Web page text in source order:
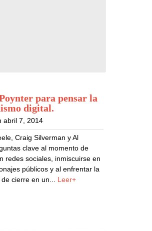
para pensar la
digital.
abril 7, 2014
Craig Silverman y Al
clave al momento de
redes sociales, inmiscuirse en
públicos y al enfrentar la
cierre en un... Leer+